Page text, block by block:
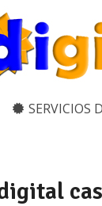
SERVICIOS